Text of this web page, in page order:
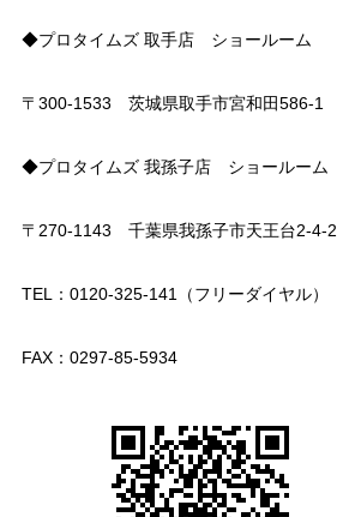
◆プロタイムズ 取手店 ショールーム
〒300-1533 茨城県取手市宮和田586-1
◆プロタイムズ 我孫子店 ショールーム
〒270-1143 千葉県我孫子市天王台2-4-2
TEL：0120-325-141（フリーダイヤル）
FAX：0297-85-5934